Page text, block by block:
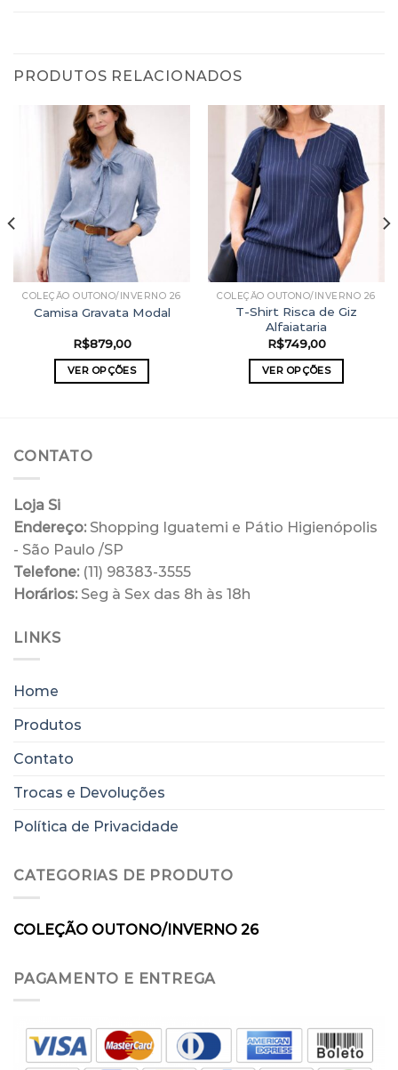
PRODUTOS RELACIONADOS
COLEÇÃO OUTONO/INVERNO 26
Camisa Gravata Modal
R$879,00
VER OPÇÕES
podem
ser
na
página
COLEÇÃO OUTONO/INVERNO 26
T-Shirt Risca de Giz
Alfaiataria
R$749,00
VER OPÇÕES
podem
CONTATO
Loja Si
Endereço: Shopping Iguatemi e Pátio Higienópolis
- São Paulo /SP
Telefone: (11) 98383-3555
Horários: Seg à Sex das 8h às 18h
LINKS
Home
Produtos
Contato
Trocas e Devoluções
Política de Privacidade
CATEGORIAS DE PRODUTO
COLEÇÃO OUTONO/INVERNO 26
PAGAMENTO E ENTREGA